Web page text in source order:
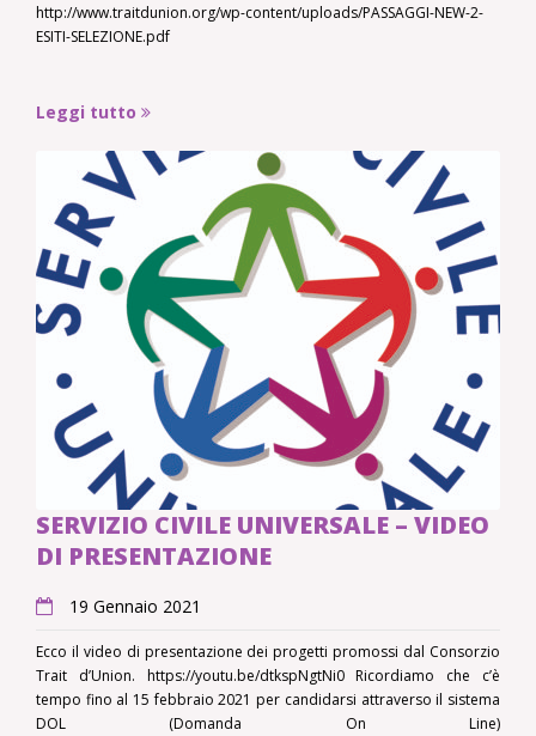
http://www.traitdunion.org/wp-content/uploads/PASSAGGI-NEW-2-
ESITI-SELEZIONE.pdf
Leggi tutto
SERVIZIO CIVILE UNIVERSALE – VIDEO
DI PRESENTAZIONE
19 Gennaio 2021
Ecco il video di presentazione dei progetti promossi dal Consorzio
Trait d’Union. https://youtu.be/dtkspNgtNi0 Ricordiamo che c’è
tempo fino al 15 febbraio 2021 per candidarsi attraverso il sistema
DOL (Domanda On Line)